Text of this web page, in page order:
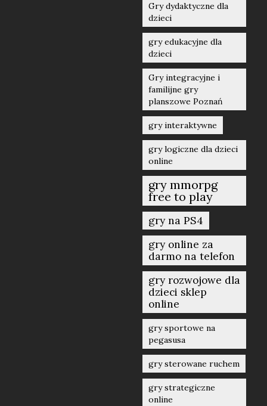
Gry dydaktyczne dla
dzieci
gry edukacyjne dla
dzieci
Gry integracyjne i
familijne gry
planszowe Poznań
gry interaktywne
gry logiczne dla dzieci
online
gry mmorpg
free to play
gry na PS4
gry online za
darmo na telefon
gry rozwojowe dla
dzieci sklep
online
gry sportowe na
pegasusa
gry sterowane ruchem
gry strategiczne
online